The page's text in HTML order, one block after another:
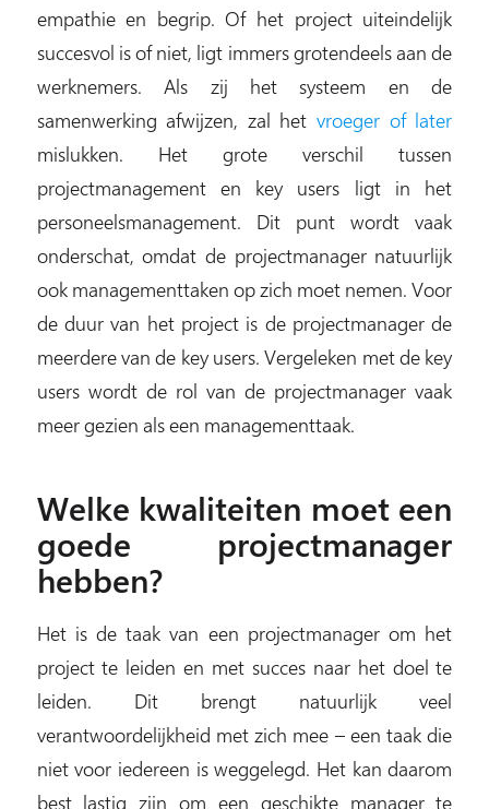
empathie en begrip. Of het project uiteindelijk
succesvol is of niet, ligt immers grotendeels aan de
werknemers. Als zij het systeem en de
samenwerking afwijzen, zal hetvroeger of later
mislukken. Het grote verschil tussen
projectmanagement en key users ligt in het
personeelsmanagement. Dit punt wordt vaak
onderschat, omdat de projectmanager natuurlijk
ook managementtaken op zich moet nemen. Voor
de duur van het project is de projectmanager de
meerdere van de key users. Vergeleken met de key
users wordt de rol van de projectmanager vaak
meer gezien als een managementtaak.
Welke kwaliteiten moet een
goede projectmanager
hebben?
Het is de taak van een projectmanager om het
project te leiden en met succes naar het doel te
leiden. Dit brengt natuurlijk veel
verantwoordelijkheid met zich mee – een taak die
niet voor iedereen is weggelegd. Het kan daarom
best lastig zijn om een geschikte manager te